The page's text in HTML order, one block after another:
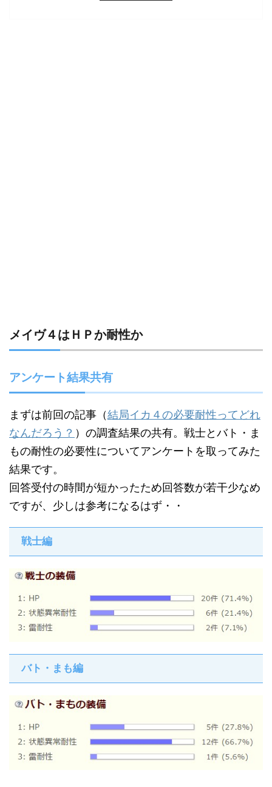
メイヴ４はＨＰか耐性か
アンケート結果共有
まずは前回の記事（結局イカ４の必要耐性ってどれ
なんだろう？ ）の調査結果の共有。戦士とバト・ま
もの耐性の必要性についてアンケートを取ってみた
結果です。
回答受付の時間が短かったため回答数が若干少なめ
ですが、少しは参考になるはず・・
戦士編
バト・まも編